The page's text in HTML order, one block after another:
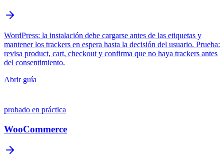
WordPress: la instalación debe cargarse antes de las etiquetas y
mantener los trackers en espera hasta la decisión del usuario. Prueba:
revisa product, cart, checkout y confirma que no haya trackers antes
del consentimiento.
Abrir guía
probado en práctica
WooCommerce